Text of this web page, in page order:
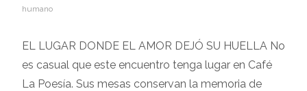
humano
EL LUGAR DONDE EL AMOR DEJÓ SU HUELLA No
es casual que este encuentro tenga lugar en Café
La Poesía. Sus mesas conservan la memoria de